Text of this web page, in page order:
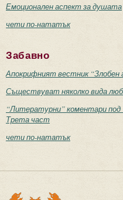
Емоционален аспект за душата
чети по-нататък
Забавно
Апокрифният вестник “Злобен
Съществуват няколко вида
“Литературни” коментари
Трета част
чети по-нататък